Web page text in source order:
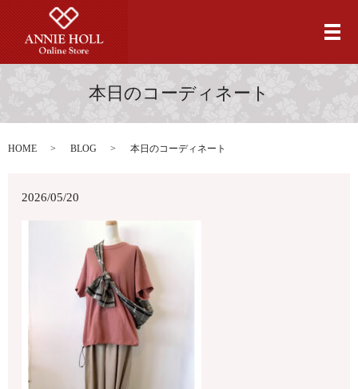
メ
本日のコーディネート
HOME BLOG 本日のコーディネート
2026/05/20